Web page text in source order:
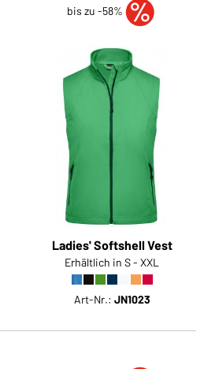
bis zu -58%
Ladies' Softshell Vest
Erhältlich in S - XXL
Art-Nr.: JN1023